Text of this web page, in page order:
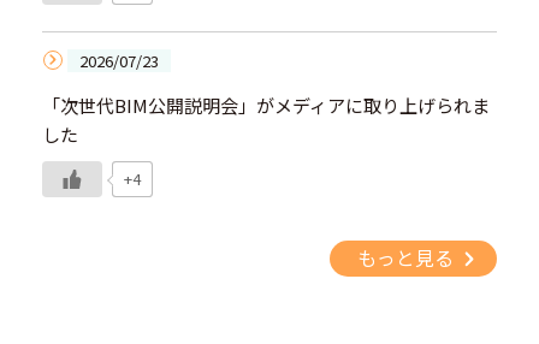
2026/07/23
「次世代BIM公開説明会」がメディアに取り上げられま
した
+4
もっと見る